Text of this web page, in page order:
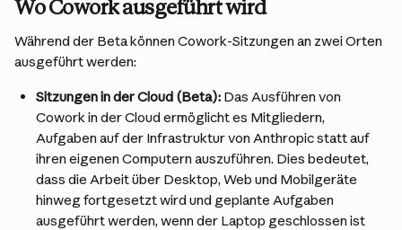
Wo Cowork ausgeführt wird
Während der Beta können Cowork-Sitzungen an zwei Orten
ausgeführt werden:
Sitzungen in der Cloud (Beta): Das Ausführen von
Cowork in der Cloud ermöglicht es Mitgliedern,
Aufgaben auf der Infrastruktur von Anthropic statt auf
ihren eigenen Computern auszuführen. Dies bedeutet,
dass die Arbeit über Desktop, Web und Mobilgeräte
hinweg fortgesetzt wird und geplante Aufgaben
ausgeführt werden, wenn der Laptop geschlossen ist